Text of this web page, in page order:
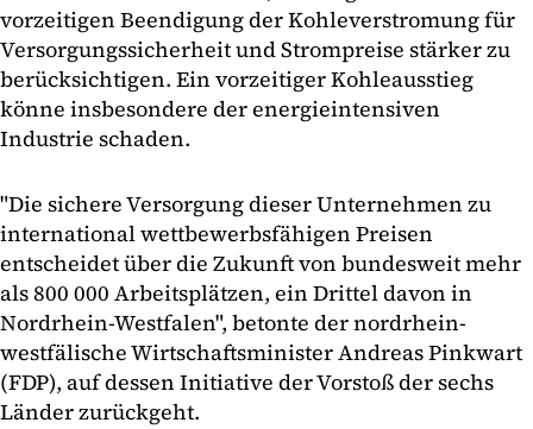
vorzeitigen Beendigung der Kohleverstromung für
Versorgungssicherheit und Strompreise stärker zu
berücksichtigen. Ein vorzeitiger Kohleausstieg
könne insbesondere der energieintensiven
Industrie schaden.
"Die sichere Versorgung dieser Unternehmen zu
international wettbewerbsfähigen Preisen
entscheidet über die Zukunft von bundesweit mehr
als 800 000 Arbeitsplätzen, ein Drittel davon in
Nordrhein-Westfalen", betonte der nordrhein-
westfälische Wirtschaftsminister Andreas Pinkwart
(FDP), auf dessen Initiative der Vorstoß der sechs
Länder zurückgeht.